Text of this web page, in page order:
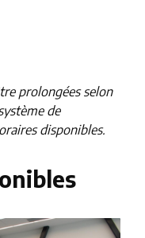
prolongées selon
de
disponibles.